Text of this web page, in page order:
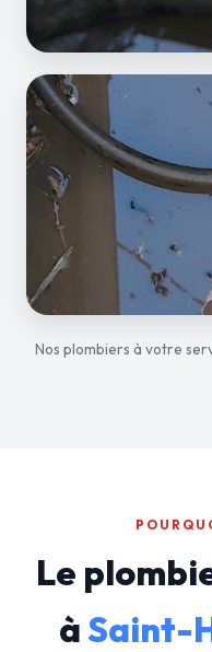
Nos plombiers à votre
Le
àSaint-